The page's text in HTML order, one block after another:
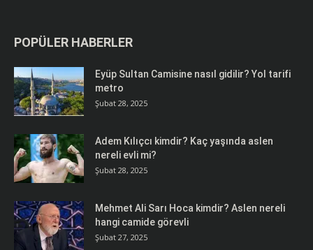
POPÜLER HABERLER
Eyüp Sultan Camisine nasıl gidilir? Yol tarifi
metro
Şubat 28, 2025
Adem Kılıçcı kimdir? Kaç yaşında aslen
nereli evli mi?
Şubat 28, 2025
Mehmet Ali Sarı Hoca kimdir? Aslen nereli
hangi camide görevli
Şubat 27, 2025